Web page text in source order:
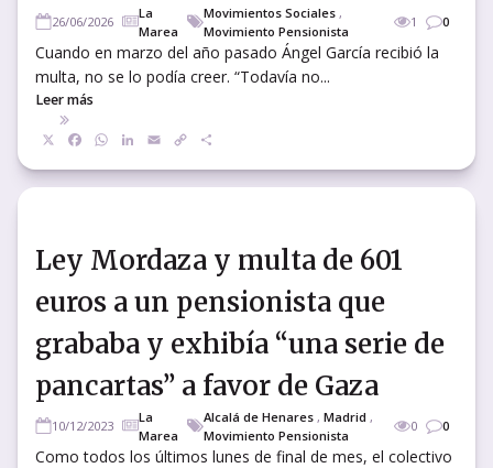
26/06/2026
La
Marea
Movimientos Sociales ,
Movimiento Pensionista
1 0
Cuando en marzo del año pasado Ángel García recibió la
multa, no se lo podía creer. “Todavía no...
Leer más
Facebook
WhatsApp
LinkedIn
EmailCopy
Ley Mordaza y multa de 601
euros a un pensionista que
grababa y exhibía “una serie de
pancartas” a favor de Gaza
10/12/2023
La
Marea
Alcalá de Henares , Madrid ,
Movimiento Pensionista
0 0
Como todos los últimos lunes de final de mes, el colectivo